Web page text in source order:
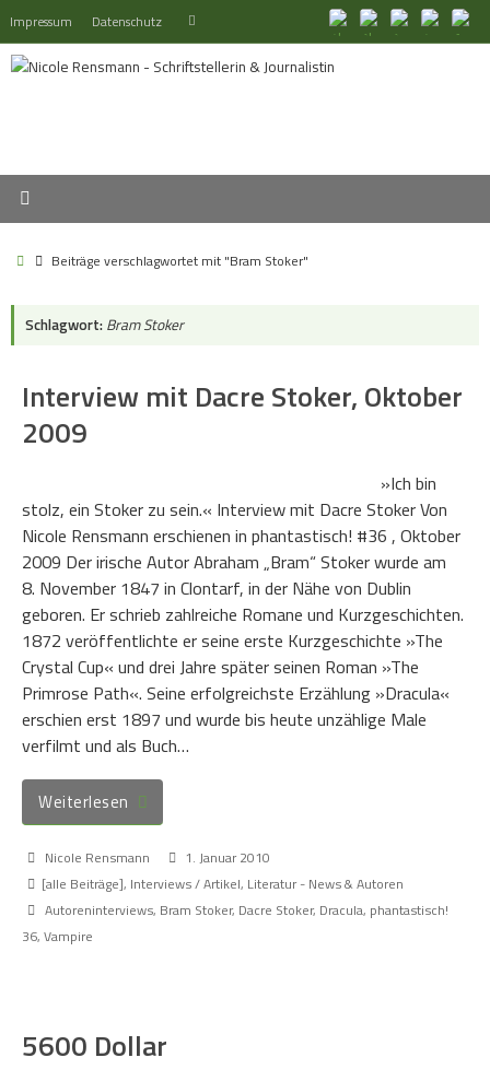
Inhalt
springen
Impressum Datenschutz Suchen
StartBeiträge verschlagwortet mit "Bram Stoker"
Schlagwort: Bram Stoker
Interview mit Dacre Stoker, Oktober
2009
»Ich bin
stolz, ein Stoker zu sein.« Interview mit Dacre Stoker Von
Nicole Rensmann erschienen in phantastisch! #36 , Oktober
2009 Der irische Autor Abraham „Bram“ Stoker wurde am
8. November 1847 in Clontarf, in der Nähe von Dublin
geboren. Er schrieb zahlreiche Romane und Kurzgeschichten.
1872 veröffentlichte er seine erste Kurzgeschichte »The
Crystal Cup« und drei Jahre später seinen Roman »The
Primrose Path«. Seine erfolgreichste Erzählung »Dracula«
erschien erst 1897 und wurde bis heute unzählige Male
verfilmt und als Buch…
Weiterlesen
Nicole Rensmann
1. Januar 2010
[alle Beiträge], Interviews / Artikel, Literatur - News & Autoren
Autoreninterviews, Bram Stoker, Dacre Stoker, Dracula, phantastisch!
36, Vampire
5600 Dollar